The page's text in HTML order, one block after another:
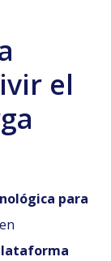
el
para